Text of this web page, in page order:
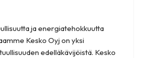
ja energiatehokkuutta
Kesko Oyj on yksi
edelläkävijöistä. Kesko